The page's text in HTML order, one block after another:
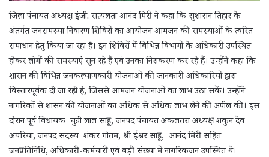
जिला पंचायत अध्यक्ष इंजी. सत्यलता आनंद मिरी ने कहा कि सुशासन तिहार के
अंतर्गत जनसमस्या निवारण शिविरों का आयोजन आमजन की समस्याओं के त्वरित
समाधान हेतु किया जा रहा है। इन शिविरों में विभिन्न विभागों के अधिकारी उपस्थित
होकर लोगों की समस्याएं सुन रहे हैं एवं उनका निराकरण कर रहे हैं। उन्होंने कहा कि
शासन की विभिन्न जनकल्याणकारी योजनाओं की जानकारी अधिकारियों द्वारा
विस्तारपूर्वक दी जा रही है, जिससे आमजन योजनाओं का लाभ उठा सकें। उन्होंने
नागरिकों से शासन की योजनाओं का अधिक से अधिक लाभ लेने की अपील की। इस
दौरान पूर्व विधायक चुन्नी लाल साहू, जनपद पंचायत अकलतरा अध्यक्ष शकुन देव
अघरिया, जनपद सदस्य शंकर गौतम, श्री ईश्वर साहू, आनंद मिरी सहित
जनप्रतिनिधि, अधिकारी-कर्मचारी एवं बड़ी संख्या में नागरिकजन उपस्थित थे।